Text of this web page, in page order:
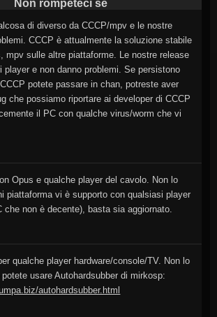
Non rompeteci se
di diverso da CCCP/mpv e le nostre
CCCP è attualmente la soluzione stabile
mpv sulle altre piattaforme. Le nostre release
player e non danno problemi. Se persistono
potete passare in chan, potreste aver
che possiamo riportare ai developer di CCCP
il PC con qualche virus/worm che vi
Opus e qualche player del cavolo. Non lo
piattaforma vi è supporto con qualsiasi player
che non è decente), basta sia aggiornato.
qualche player hardware/console/TV. Non lo
usare Autohardsubber di mirkosp:
autohardsubber.html